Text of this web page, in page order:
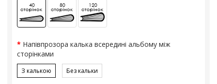
Напівпрозора калька всередині альбому між
сторінками
З калькою Без кальки